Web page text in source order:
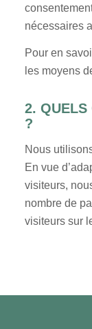
nécessaires
Pour en
les moyens
2. QUELS
?
Nous
En vue
visiteurs,
nombre de
visiteurs sur